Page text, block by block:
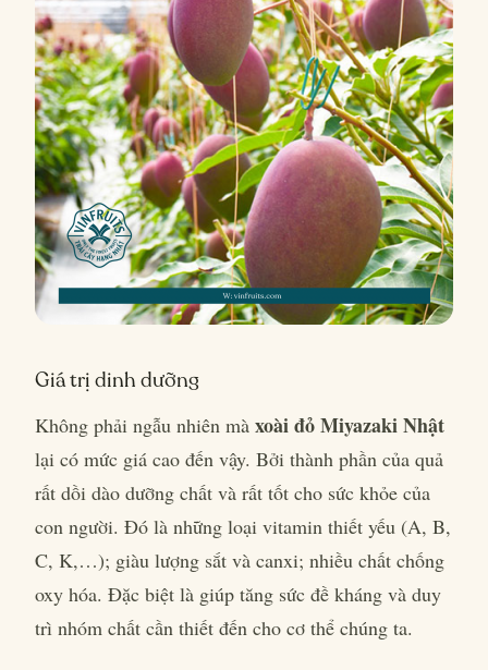
Giá trị dinh dưỡng
Không phải ngẫu nhiên mà xoài đỏ Miyazaki Nhật
lại có mức giá cao đến vậy. Bởi thành phần của quả
rất dồi dào dưỡng chất và rất tốt cho sức khỏe của
con người. Đó là những loại vitamin thiết yếu (A, B,
C, K,…); giàu lượng sắt và canxi; nhiều chất chống
oxy hóa. Đặc biệt là giúp tăng sức đề kháng và duy
trì nhóm chất cần thiết đến cho cơ thể chúng ta.